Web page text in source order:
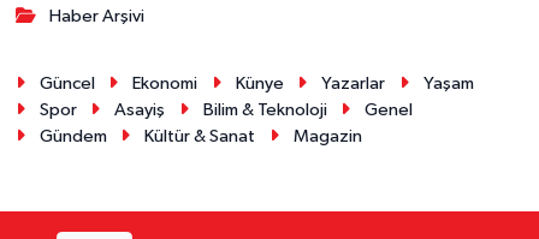
Haber Arşivi
Güncel Ekonomi Künye Yazarlar
Yaşam
Spor
Asayiş Bilim & Teknoloji
Genel
Gündem
Kültür & Sanat Magazin